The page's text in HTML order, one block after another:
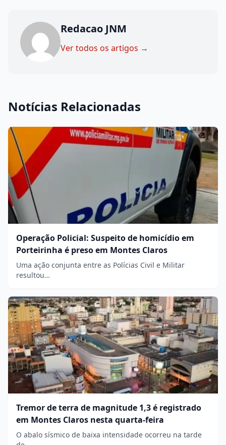
Redacao JNM
Ver todos os artigos →
Notícias Relacionadas
Operação Policial: Suspeito de homicídio em
Porteirinha é preso em Montes Claros
Uma ação conjunta entre as Polícias Civil e Militar
resultou…
Tremor de terra de magnitude 1,3 é registrado
em Montes Claros nesta quarta-feira
O abalo sísmico de baixa intensidade ocorreu na tarde